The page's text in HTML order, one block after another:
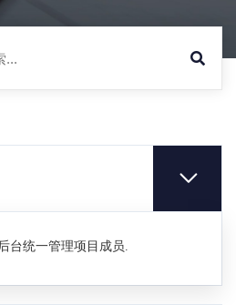
台统一管理项目成员.